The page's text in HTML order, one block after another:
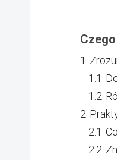
1
1.1
1.2
2
2.1
2.2